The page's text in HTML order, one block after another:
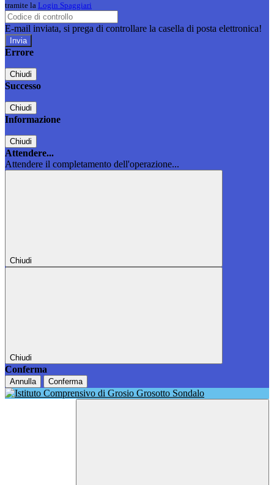
tramite la Login Spaggiari
E-mail inviata, si prega di controllare la casella di posta elettronica!
Errore
Chiudi
Successo
Chiudi
Informazione
Chiudi
Attendere...
Attendere il completamento dell'operazione...
Chiudi
Chiudi
Conferma
Annulla Conferma